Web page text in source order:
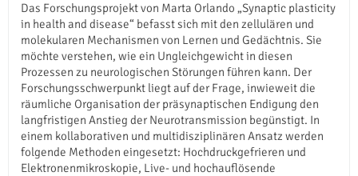
Das Forschungsprojekt von Marta Orlando „Synaptic plasticity
in health and disease“ befasst sich mit den zellulären und
molekularen Mechanismen von Lernen und Gedächtnis. Sie
möchte verstehen, wie ein Ungleichgewicht in diesen
Prozessen zu neurologischen Störungen führen kann. Der
Forschungsschwerpunkt liegt auf der Frage, inwieweit die
räumliche Organisation der präsynaptischen Endigung den
langfristigen Anstieg der Neurotransmission begünstigt. In
einem kollaborativen und multidisziplinären Ansatz werden
folgende Methoden eingesetzt: Hochdruckgefrieren und
Elektronenmikroskopie, Live- und hochauflösende